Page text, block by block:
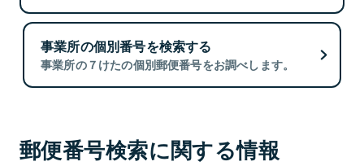
事業所の個別番号を検索する
事業所の７けたの個別郵便番号をお調べします。
郵便番号検索に関する情報